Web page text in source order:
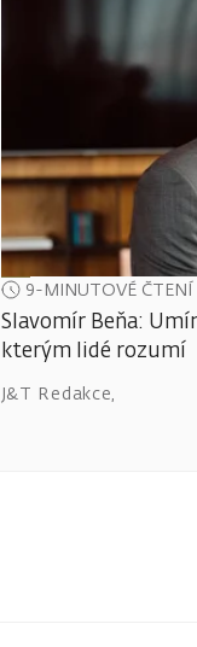
9-MINUTOVÉ ČTENÍ
Slavomír Beňa:
kterým lidé rozumí
J&T Redakce,